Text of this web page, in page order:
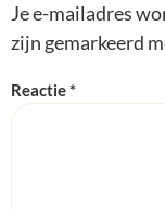
Je e-mailadres
zijn gemarkeerd
Reactie*